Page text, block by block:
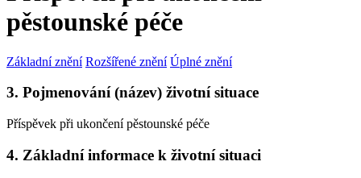
pěstounské péče
Základní znění Rozšířené znění Úplné znění
3. Pojmenování (název) životní situace
Příspěvek při ukončení pěstounské péče
4. Základní informace k životní situaci